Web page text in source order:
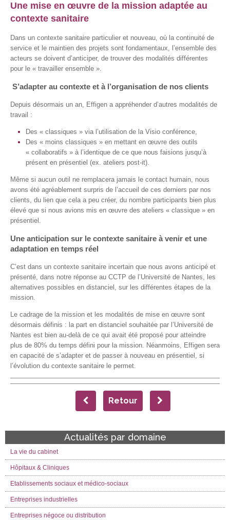
Une mise en œuvre de la mission adaptée au
contexte sanitaire
Dans un contexte sanitaire particulier et nouveau, où la continuité de
service et le maintien des projets sont fondamentaux, l’ensemble des
acteurs se doivent d’anticiper, de trouver des modalités différentes
pour le « travailler ensemble ».
S’adapter au contexte et à l’organisation de nos clients
Depuis désormais un an, Effigen a appréhender d’autres modalités de
travail :
Des « classiques » via l’utilisation de la Visio conférence,
Des « moins classiques » en mettant en œuvre des outils
« collaboratifs » à l’identique de ce que nous faisions jusqu’à
présent en présentiel (ex. ateliers post-it).
Même si aucun outil ne remplacera jamais le contact humain, nous
avons été agréablement surpris de l’accueil de ces derniers par nos
clients, du lien que cela a peu créer, du nombre participants bien plus
élevé que si nous avions mis en œuvre des ateliers « classique » en
présentiel.
Une anticipation sur le contexte sanitaire à venir et une
adaptation en temps réel
C’est dans un contexte sanitaire incertain que nous avons anticipé et
présenté, dans notre réponse au CCTP de l’Université de Nantes, les
alternatives possibles en distanciel, sur les différentes étapes de la
mission.
Le cadrage de la mission et les modalités de mise en œuvre sont
désormais définis : la part en distanciel souhaitée par l’Université de
Nantes est bien au-delà de ce qui avait été proposé pour atteindre
plus de 80% du temps défini pour la mission. Néanmoins, Effigen sera
en capacité de s’adapter et de passer à nouveau en présentiel, si
l’évolution du contexte sanitaire le permet.
Retour
Actualités par domaine
La vie du cabinet
Hôpitaux & Cliniques
Etablissements sociaux et médico-sociaux
Entreprises industrielles
Entreprises négoce ou distribution